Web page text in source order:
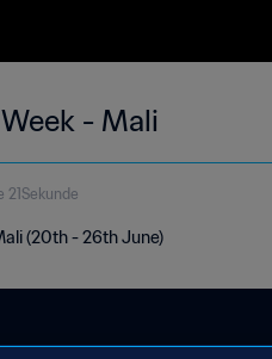
- Mali
21Sekunde
(20th - 26th June)